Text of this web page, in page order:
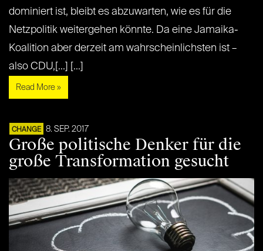
dominiert ist, bleibt es abzuwarten, wie es für die
Netzpolitik weitergehen könnte. Da eine Jamaika-
Koalition aber derzeit am wahrscheinlichsten ist –
also CDU,[...] [...]
Read More »
CHANGE 8. SEP. 2017
Große politische Denker für die
große Transformation gesucht